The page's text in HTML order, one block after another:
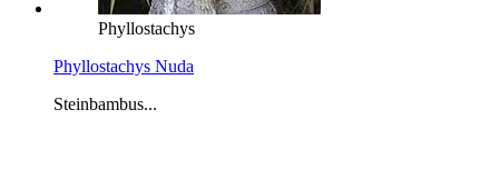
Phyllostachys
Phyllostachys Nuda
Steinbambus...